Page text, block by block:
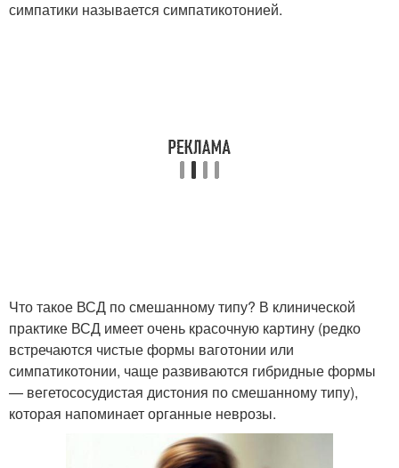
симпатики называется симпатикотонией.
Что такое ВСД по смешанному типу? В клинической
практике ВСД имеет очень красочную картину (редко
встречаются чистые формы ваготонии или
симпатикотонии, чаще развиваются гибридные формы
— вегетососудистая дистония по смешанному типу),
которая напоминает органные неврозы.